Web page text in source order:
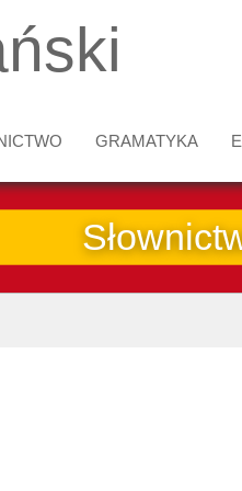
GRAMATYKA